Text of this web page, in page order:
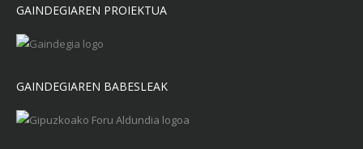
GAINDEGIAREN PROIEKTUA
GAINDEGIAREN BABESLEAK